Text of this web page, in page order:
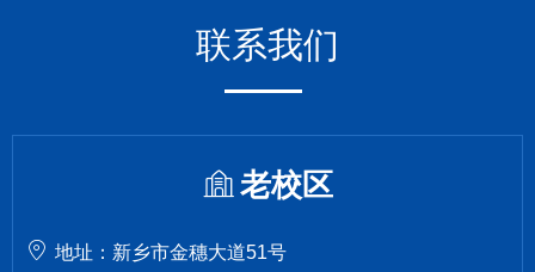
联系我们
老校区
地址：新乡市金穗大道51号